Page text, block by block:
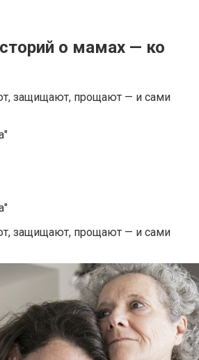
о мамах — ко
защищают, прощают — и сами
защищают, прощают — и сами